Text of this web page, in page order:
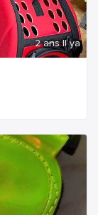
2 ans Il ya